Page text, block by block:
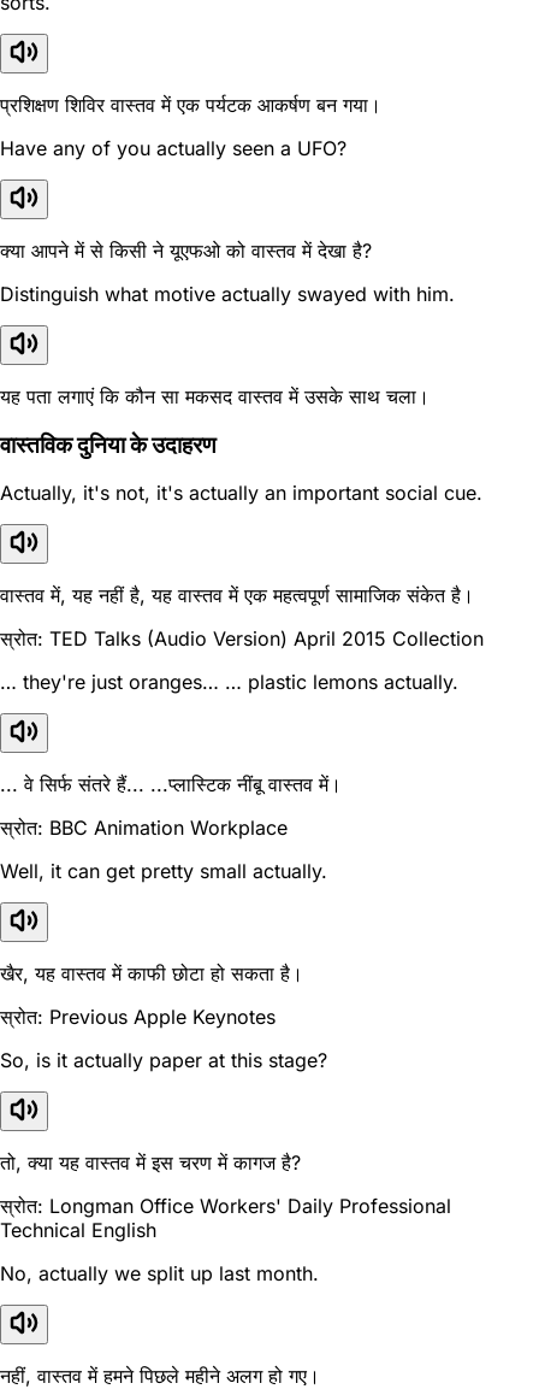
प्रशिक्षण शिविर वास्तव में एक पर्यटक आकर्षण बन गया।
Have any of you actually seen a UFO?
क्या आपने में से किसी ने यूएफओ को वास्तव में देखा है?
Distinguish what motive actually swayed with him.
यह पता लगाएं कि कौन सा मकसद वास्तव में उसके साथ चला।
वास्तविक दुनिया के उदाहरण
Actually, it's not, it's actually an important social cue.
वास्तव में, यह नहीं है, यह वास्तव में एक महत्वपूर्ण सामाजिक संकेत है।
स्रोत: TED Talks (Audio Version) April 2015 Collection
… they're just oranges… … plastic lemons actually.
... वे सिर्फ संतरे हैं... ...प्लास्टिक नींबू वास्तव में।
स्रोत: BBC Animation Workplace
Well, it can get pretty small actually.
खैर, यह वास्तव में काफी छोटा हो सकता है।
स्रोत: Previous Apple Keynotes
So, is it actually paper at this stage?
तो, क्या यह वास्तव में इस चरण में कागज है?
स्रोत: Longman Office Workers' Daily Professional
Technical English
No, actually we split up last month.
नहीं, वास्तव में हमने पिछले महीने अलग हो गए।